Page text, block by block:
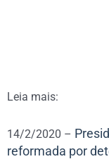
Leia mais:
14/2/2020 –
reformada por